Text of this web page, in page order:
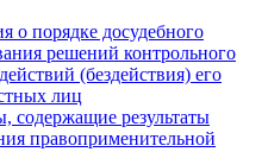
о порядке досудебного
решений контрольного
(бездействия) его
лиц
содержащие результаты
правоприменительной